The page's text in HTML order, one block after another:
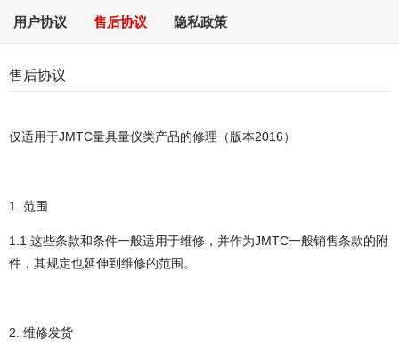
用户协议 售后协议 隐私政策
售后协议
仅适用于JMTC量具量仪类产品的修理（版本2016）
1. 范围
1.1 这些条款和条件一般适用于维修，并作为JMTC一般销售条款的附
件，其规定也延伸到维修的范围。
2. 维修发货